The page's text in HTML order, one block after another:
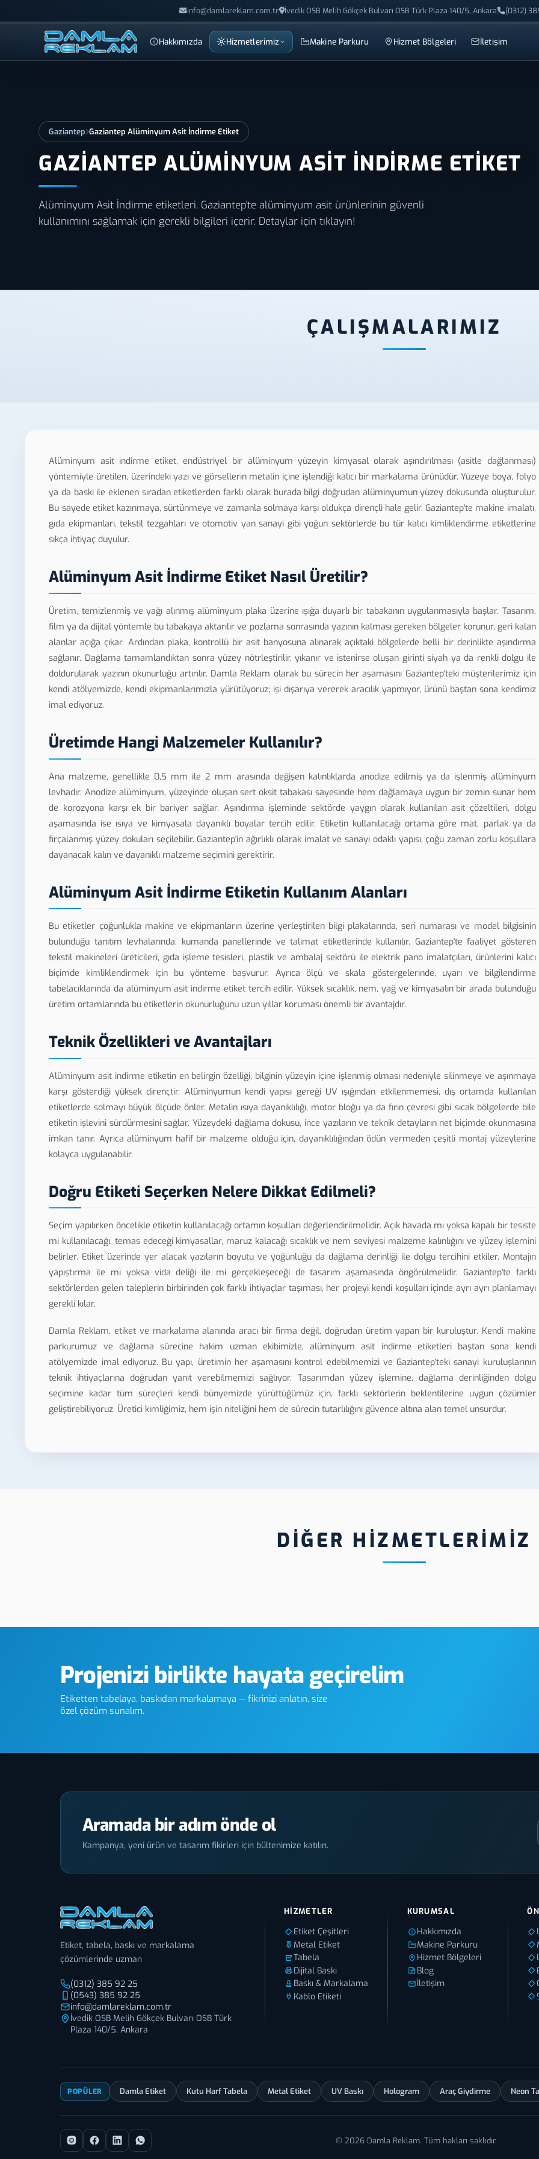
info@damlareklam.com.tr İvedik OSB Melih Gökçek Bulvarı OSB Türk Plaza 140/5, Ankara (0312)
Hakkımızda Hizmetlerimiz Makine Parkuru Hizmet Bölgeleri İletişim
Gaziantep Gaziantep Alüminyum Asit İndirme Etiket
GAZIANTEP ALÜMINYUM ASIT İNDIRME ETIKET
Alüminyum Asit İndirme etiketleri, Gaziantep'te alüminyum asit ürünlerinin güvenli
kullanımını sağlamak için gerekli bilgileri içerir. Detaylar için tıklayın!
ÇALIŞMALARIMIZ
Alüminyum asit indirme etiket, endüstriyel bir alüminyum yüzeyin kimyasal olarak aşındırılması (asitle dağlanması)
yöntemiyle üretilen, üzerindeki yazı ve görsellerin metalin içine işlendiği kalıcı bir markalama ürünüdür. Yüzeye boya, folyo
ya da baskı ile eklenen sıradan etiketlerden farklı olarak burada bilgi doğrudan alüminyumun yüzey dokusunda oluşturulur.
Bu sayede etiket kazınmaya, sürtünmeye ve zamanla solmaya karşı oldukça dirençli hale gelir. Gaziantep'te makine imalatı,
gıda ekipmanları, tekstil tezgahları ve otomotiv yan sanayi gibi yoğun sektörlerde bu tür kalıcı kimliklendirme etiketlerine
sıkça ihtiyaç duyulur.
Alüminyum Asit İndirme Etiket Nasıl Üretilir?
Üretim, temizlenmiş ve yağı alınmış alüminyum plaka üzerine ışığa duyarlı bir tabakanın uygulanmasıyla başlar. Tasarım,
film ya da dijital yöntemle bu tabakaya aktarılır ve pozlama sonrasında yazının kalması gereken bölgeler korunur, geri kalan
alanlar açığa çıkar. Ardından plaka, kontrollü bir asit banyosuna alınarak açıktaki bölgelerde belli bir derinlikte aşındırma
sağlanır. Dağlama tamamlandıktan sonra yüzey nötrleştirilir, yıkanır ve istenirse oluşan girinti siyah ya da renkli dolgu ile
doldurularak yazının okunurluğu artırılır. Damla Reklam olarak bu sürecin her aşamasını Gaziantep'teki müşterilerimiz için
kendi atölyemizde, kendi ekipmanlarımızla yürütüyoruz; işi dışarıya vererek aracılık yapmıyor, ürünü baştan sona kendimiz
imal ediyoruz.
Üretimde Hangi Malzemeler Kullanılır?
Ana malzeme, genellikle 0,5 mm ile 2 mm arasında değişen kalınlıklarda anodize edilmiş ya da işlenmiş alüminyum
levhadır. Anodize alüminyum, yüzeyinde oluşan sert oksit tabakası sayesinde hem dağlamaya uygun bir zemin sunar hem
de korozyona karşı ek bir bariyer sağlar. Aşındırma işleminde sektörde yaygın olarak kullanılan asit çözeltileri, dolgu
aşamasında ise ısıya ve kimyasala dayanıklı boyalar tercih edilir. Etiketin kullanılacağı ortama göre mat, parlak ya da
fırçalanmış yüzey dokuları seçilebilir. Gaziantep'in ağırlıklı olarak imalat ve sanayi odaklı yapısı, çoğu zaman zorlu koşullara
dayanacak kalın ve dayanıklı malzeme seçimini gerektirir.
Alüminyum Asit İndirme Etiketin Kullanım Alanları
Bu etiketler çoğunlukla makine ve ekipmanların üzerine yerleştirilen bilgi plakalarında, seri numarası ve model bilgisinin
bulunduğu tanıtım levhalarında, kumanda panellerinde ve talimat etiketlerinde kullanılır. Gaziantep'te faaliyet gösteren
tekstil makineleri üreticileri, gıda işleme tesisleri, plastik ve ambalaj sektörü ile elektrik pano imalatçıları, ürünlerini kalıcı
biçimde kimliklendirmek için bu yönteme başvurur. Ayrıca ölçü ve skala göstergelerinde, uyarı ve bilgilendirme
tabelacıklarında da alüminyum asit indirme etiket tercih edilir. Yüksek sıcaklık, nem, yağ ve kimyasalın bir arada bulunduğu
üretim ortamlarında bu etiketlerin okunurluğunu uzun yıllar koruması önemli bir avantajdır.
Teknik Özellikleri ve Avantajları
Alüminyum asit indirme etiketin en belirgin özelliği, bilginin yüzeyin içine işlenmiş olması nedeniyle silinmeye ve aşınmaya
karşı gösterdiği yüksek dirençtir. Alüminyumun kendi yapısı gereği UV ışığından etkilenmemesi, dış ortamda kullanılan
etiketlerde solmayı büyük ölçüde önler. Metalin ısıya dayanıklılığı, motor bloğu ya da fırın çevresi gibi sıcak bölgelerde bile
etiketin işlevini sürdürmesini sağlar. Yüzeydeki dağlama dokusu, ince yazıların ve teknik detayların net biçimde okunmasına
imkan tanır. Ayrıca alüminyum hafif bir malzeme olduğu için, dayanıklılığından ödün vermeden çeşitli montaj yüzeylerine
kolayca uygulanabilir.
Doğru Etiketi Seçerken Nelere Dikkat Edilmeli?
Seçim yapılırken öncelikle etiketin kullanılacağı ortamın koşulları değerlendirilmelidir. Açık havada mı yoksa kapalı bir tesiste
mi kullanılacağı, temas edeceği kimyasallar, maruz kalacağı sıcaklık ve nem seviyesi malzeme kalınlığını ve yüzey işlemini
belirler. Etiket üzerinde yer alacak yazıların boyutu ve yoğunluğu da dağlama derinliği ile dolgu tercihini etkiler. Montajın
yapıştırma ile mi yoksa vida deliği ile mi gerçekleşeceği de tasarım aşamasında öngörülmelidir. Gaziantep'te farklı
sektörlerden gelen taleplerin birbirinden çok farklı ihtiyaçlar taşıması, her projeyi kendi koşulları içinde ayrı ayrı planlamayı
gerekli kılar.
Damla Reklam, etiket ve markalama alanında aracı bir firma değil, doğrudan üretim yapan bir kuruluştur. Kendi makine
parkurumuz ve dağlama sürecine hakim uzman ekibimizle, alüminyum asit indirme etiketleri baştan sona kendi
atölyemizde imal ediyoruz. Bu yapı, üretimin her aşamasını kontrol edebilmemizi ve Gaziantep'teki sanayi kuruluşlarının
teknik ihtiyaçlarına doğrudan yanıt verebilmemizi sağlıyor. Tasarımdan yüzey işlemine, dağlama derinliğinden dolgu
seçimine kadar tüm süreçleri kendi bünyemizde yürüttüğümüz için, farklı sektörlerin beklentilerine uygun çözümler
geliştirebiliyoruz. Üretici kimliğimiz, hem işin niteliğini hem de sürecin tutarlılığını güvence altına alan temel unsurdur.
DİĞER HİZMETLERİMİZ
Projenizi birlikte hayata geçirelim
Etiketten tabelaya, baskıdan markalamaya — fikrinizi anlatın, size
özel çözüm sunalım.
Aramada bir adım önde ol
Kampanya, yeni ürün ve tasarım fikirleri için bültenimize katılın.
Etiket, tabela, baskı ve markalama
çözümlerinde uzman
(0312) 385 92 25
(0543) 385 92 25
info@damlareklam.com.tr
İvedik OSB Melih Gökçek Bulvarı OSB Türk
Plaza 140/5, Ankara
HIZMETLER
Etiket Çeşitleri
Metal Etiket
Tabela
Dijital Baskı
Baskı & Markalama
Kablo Etiketi
KURUMSAL
Hakkımızda
Makine Parkuru
Hizmet Bölgeleri
Blog
İletişim
POPÜLER Damla Etiket Kutu Harf Tabela Metal Etiket UV Baskı Hologram Araç Giydirme Neon
© 2026 Damla Reklam. Tüm hakları saklıdır.